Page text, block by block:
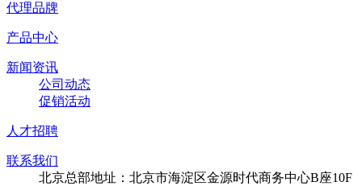
代理品牌
产品中心
新闻资讯
公司动态
促销活动
人才招聘
联系我们
北京总部地址：北京市海淀区金源时代商务中心B座10F